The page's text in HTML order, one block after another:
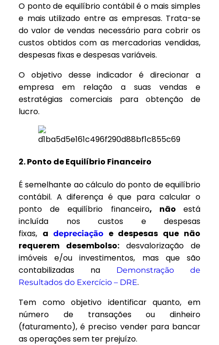
O ponto de equilíbrio contábil é o mais simples
e mais utilizado entre as empresas. Trata-se
do valor de vendas necessário para cobrir os
custos obtidos com as mercadorias vendidas,
despesas fixas e despesas variáveis.
O objetivo desse indicador é direcionar a
empresa em relação a suas vendas e
estratégias comerciais para obtenção de
lucro.
2. Ponto de Equilíbrio Financeiro
É semelhante ao cálculo do ponto de equilíbrio
contábil. A diferença é que para calcular o
ponto de equilíbrio financeiro, nãoestá
incluída nos custos e despesas
fixas, a depreciação
e despesas que não
requerem desembolso: desvalorização de
imóveis e/ou investimentos, mas que são
contabilizadas na
Demonstração de
Resultados do Exercício – DRE.
Tem como objetivo identificar quanto, em
número de transações ou dinheiro
(faturamento), é preciso vender para bancar
as operações sem ter prejuízo.